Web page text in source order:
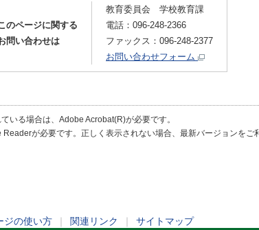
のページに関する
問い合わせは
教育委員会 学校教育課
電話：096-248-2366
ファックス：096-248-2377
お問い合わせフォーム
いる場合は、Adobe Acrobat(R)が必要です。
が必要です。正しく表示されない場合、最新バージョンをご
ジの使い方 関連リンク サイトマップ